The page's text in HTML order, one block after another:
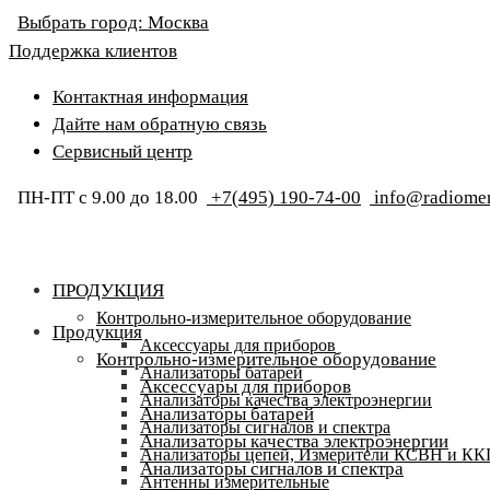
Выбрать город: Москва
Поддержка клиентов
Контактная информация
Дайте нам обратную связь
Сервисный центр
ПН-ПТ с 9.00 до 18.00 +7(495) 190-74-00
ПРОДУКЦИЯ
Контрольно-измерительное оборудование
Аксессуары для приборов
Анализаторы батарей
Анализаторы качества электроэнергии
Анализаторы сигналов и спектра
Анализаторы цепей, Измерители КСВН и
Антенны измерительные
Продукция
Контрольно-измерительное оборудование
Аксессуары для приборов
Анализаторы батарей
Анализаторы качества электроэнергии
Анализаторы сигналов и спектра